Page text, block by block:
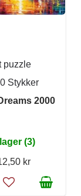
puzzle
Stykker
2000
(3)
kr